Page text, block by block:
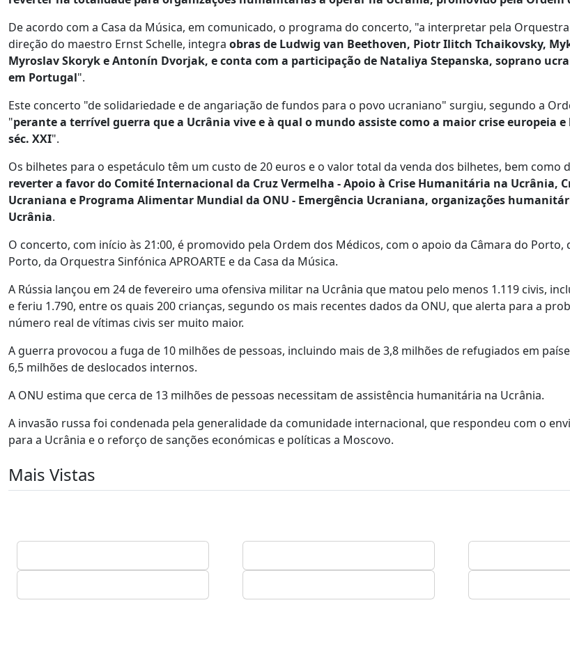
De acordo com a Casa da Música, em comunicado, o programa do concerto, "a interpretar pela Orquestra
direção do maestro Ernst Schelle, integra obras de Ludwig van Beethoven, Piotr Ilitch Tchaikovsky,
Myroslav Skoryk e Antonín Dvorjak, e conta com a participação de Nataliya Stepanska, soprano
em Portugal".
Este concerto "de solidariedade e de angariação de fundos para o povo ucraniano" surgiu, segundo a
"perante a terrível guerra que a Ucrânia vive e à qual o mundo assiste como a maior crise europeia
séc. XXI".
Os bilhetes para o espetáculo têm um custo de 20 euros e o valor total da venda dos bilhetes, bem como
reverter a favor do Comité Internacional da Cruz Vermelha - Apoio à Crise Humanitária na Ucrânia,
Ucraniana e Programa Alimentar Mundial da ONU - Emergência Ucraniana, organizações
Ucrânia.
O concerto, com início às 21:00, é promovido pela Ordem dos Médicos, com o apoio da Câmara do Porto,
Porto, da Orquestra Sinfónica APROARTE e da Casa da Música.
A Rússia lançou em 24 de fevereiro uma ofensiva militar na Ucrânia que matou pelo menos 1.119 civis,
e feriu 1.790, entre os quais 200 crianças, segundo os mais recentes dados da ONU, que alerta para a
número real de vítimas civis ser muito maior.
A guerra provocou a fuga de 10 milhões de pessoas, incluindo mais de 3,8 milhões de refugiados em
6,5 milhões de deslocados internos.
A ONU estima que cerca de 13 milhões de pessoas necessitam de assistência humanitária na Ucrânia.
A invasão russa foi condenada pela generalidade da comunidade internacional, que respondeu com o
para a Ucrânia e o reforço de sanções económicas e políticas a Moscovo.
Mais Vistas